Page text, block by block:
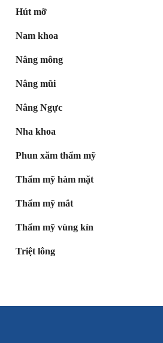
Hút mỡ
Nam khoa
Nâng mông
Nâng mũi
Nâng Ngực
Nha khoa
Phun xăm thẩm mỹ
Thẩm mỹ hàm mặt
Thẩm mỹ mắt
Thẩm mỹ vùng kín
Triệt lông